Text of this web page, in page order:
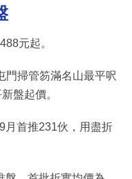
元起。
門掃管笏滿名山最平呎
盤起價。
月首推231伙，用盡折